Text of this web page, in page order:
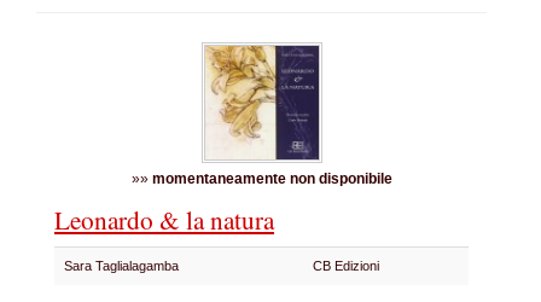
»» momentaneamente non disponibile
Leonardo & la natura
Sara Taglialagamba CB Edizioni